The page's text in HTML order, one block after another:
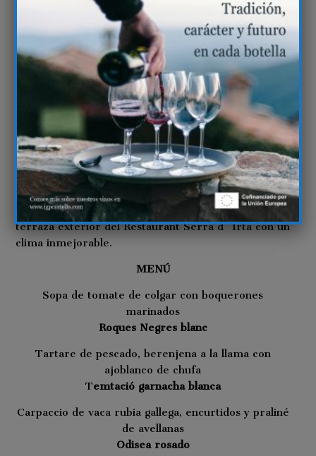
RESTAURANT SERRA D´IRTA
El Restaurant Serra d´Irta estáubicado e la
carretera de les Fonts de Alcossebre. De la mano
de Modesto Fabregat, se elabora una cocina
mediterránea utilizando el máximo de productos de
calidad de la provincia y comunidad.
La cocina de Modesto busca realzar la calidad del
producto, sin disfraces ni abuso de aceites o salsas
que, en definitiva, camuflan el producto original.
Para la cena, más de 30 personas venidas de
diversos puntos de la provincia se reunieron en la
terraza exterior del Restaurant Serra d´Irta con un
clima inmejorable.
MENÚ
Sopa de tomate de colgar con boquerones
marinados
Roques Negres blanc
Tartare de pescado, berenjena a la llama con
ajoblanco de chufa
Temtació garnacha blanca
Carpaccio de vaca rubia gallega, encurtidos y praliné
de avellanas
Odisea rosado